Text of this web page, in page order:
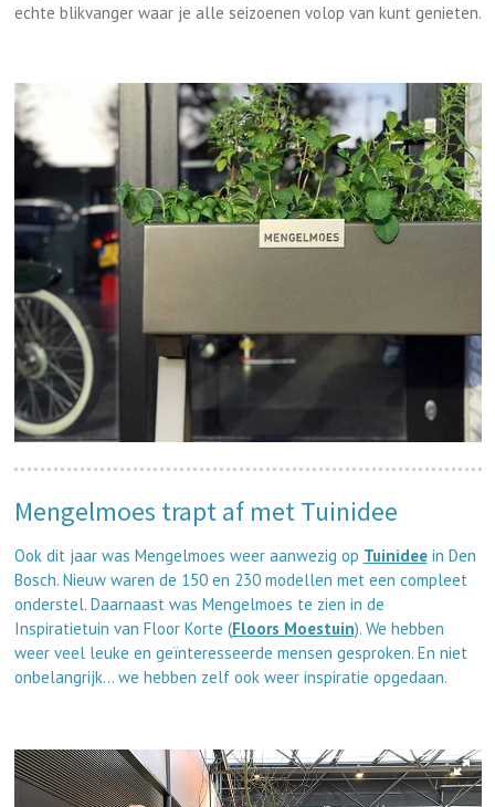
echte blikvanger waar je alle seizoenen volop van kunt genieten.
Mengelmoes trapt af met Tuinidee
Ook dit jaar was Mengelmoes weer aanwezig op Tuinideein Den
Bosch. Nieuw waren de 150 en 230 modellen met een compleet
onderstel. Daarnaast was Mengelmoes te zien in de
Inspiratietuin van Floor Korte (Floors Moestuin). We hebben
weer veel leuke en geïnteresseerde mensen gesproken. En niet
onbelangrijk… we hebben zelf ook weer inspiratie opgedaan.